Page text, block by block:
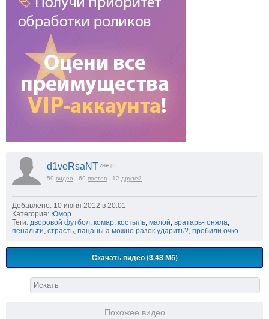
d1veRsaNT 2368 | 0
59 видео 69 постов 12 друзей
Добавлено: 10 июня 2012 в 20:01
Категория: Юмор
Теги: дворовой футбол комар костыль малой вратарь-гоняла
пенальти страсть пацаны а можно разок ударить? пробили очко
Скачать видео (3.48 Мб)
Похожее видео